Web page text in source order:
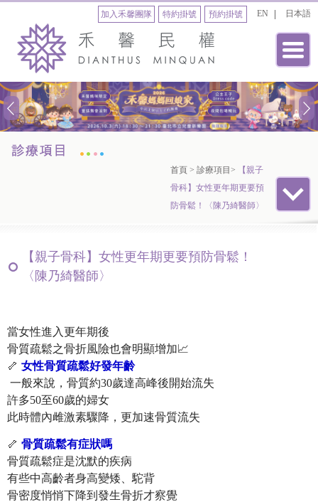
日本語
EN
加入禾馨團隊 預約掛號
特約掛號
首頁 > 診療項目 > 【親子
骨科】女性更年期更要預
防骨鬆！〈陳乃綺醫師〉
【親子骨科】女性更年期更要預防骨鬆！
〈陳乃綺醫師〉
當女性進入更年期後
骨質疏鬆之骨折風險也會明顯增加📈
🦴 女性骨質疏鬆好發年齡
一般來說，骨質約30歲達高峰後開始流失
許多50至60歲的婦女
此時體內雌激素驟降，更加速骨質流失
🦴 骨質疏鬆有症狀嗎
骨質疏鬆症是沈默的疾病
有些中高齡者身高變矮、駝背
骨密度悄悄下降到發生骨折才察覺